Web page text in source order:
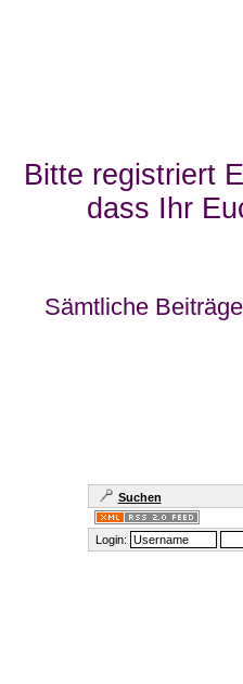
Bitte registriert
dass Ihr
Sämtliche
Suchen
Login: